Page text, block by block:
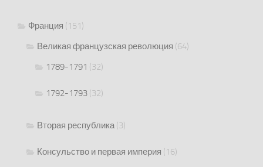
Франция (151)
Великая французская революция (64)
1789-1791 (32)
1792-1793 (32)
Вторая республика(3)
Консульство и первая империя (16)